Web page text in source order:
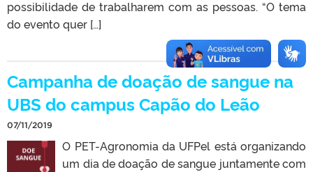
possibilidade de trabalharem com as pessoas. “O tema
do evento quer […]
Campanha de doação de sangue na
UBS do campus Capão do Leão
07/11/2019
O PET-Agronomia da UFPel está organizando
um dia de doação de sangue juntamente com